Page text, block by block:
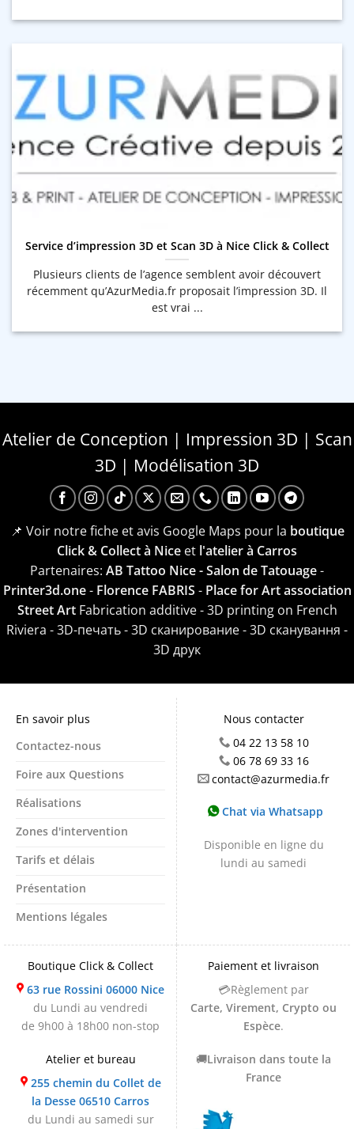
Service d’impression 3D et Scan 3D à Nice Click & Collect
Plusieurs clients de l’agence semblent avoir découvert
récemment qu’AzurMedia.fr proposait l’impression 3D. Il
est vrai ...
Atelier de Conception | Impression 3D | Scan
3D | Modélisation 3D
📌 Voir notre fiche et avis Google Maps pour la boutique
Click & Collect à Nice et l'atelier à Carros
Partenaires: AB Tattoo Nice - Salon de Tatouage-
Printer3d.one- Florence FABRIS - Place for Art association
Street ArtFabrication additive - 3D printing on French
Riviera - 3D-печать - 3D сканирование - 3D сканування -
3D друк
En savoir plus
Contactez-nous
Foire aux Questions
Réalisations
Zones d'intervention
Tarifs et délais
Présentation
Mentions légales
Nous contacter
04 22 13 58 10
06 78 69 33 16
contact@azurmedia.fr
Chat via Whatsapp
Disponible en ligne du
lundi au samedi
Boutique Click & Collect
63 rue Rossini 06000 Nice
du Lundi au vendredi
de 9h00 à 18h00 non-stop
Atelier et bureau
255 chemin du Collet de
la Desse 06510 Carros
du Lundi au samedi sur
Paiement et livraison
💳Règlement par
Carte, Virement, Crypto ou
Espèce.
🚚Livraison dans toute la
France